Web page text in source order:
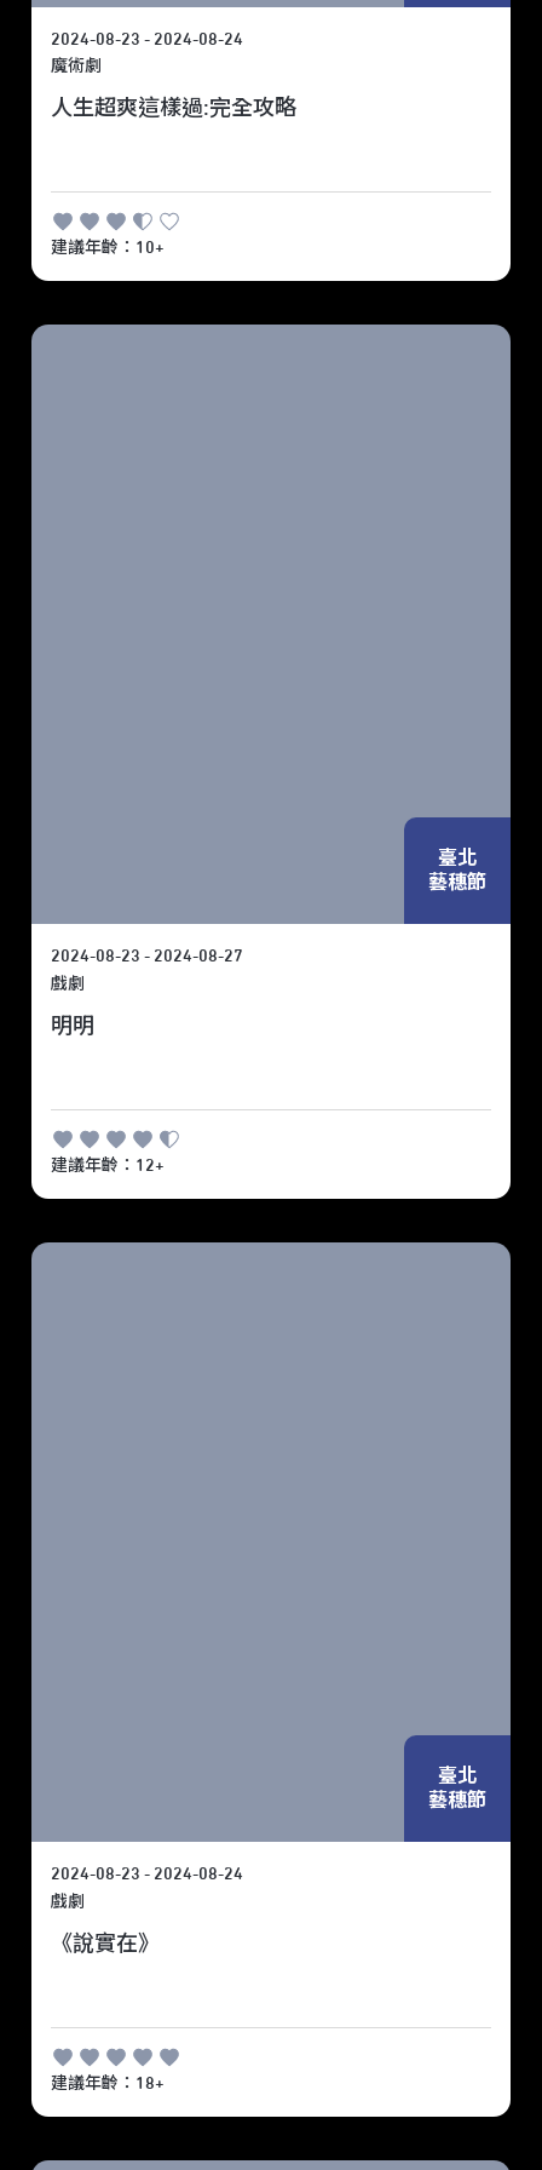
2024-08-23 - 2024-08-24
魔術劇
人生超爽這樣過:完全攻略
建議年齡：10+
臺北
藝穗節
2024-08-23 - 2024-08-27
戲劇
明明
建議年齡：12+
臺北
藝穗節
2024-08-23 - 2024-08-24
戲劇
《說實在》
建議年齡：18+